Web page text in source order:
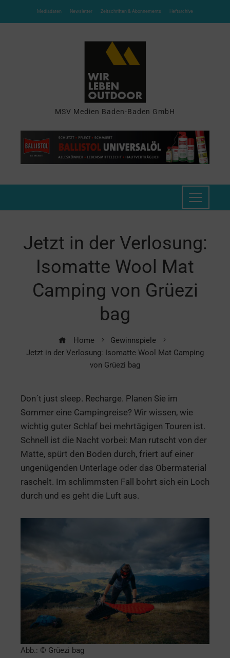
Mediadaten Newsletter Zeitschriften & Abonnements Heftarchive
MSV Medien Baden-Baden GmbH
Jetzt in der Verlosung:
Isomatte Wool Mat
Camping von Grüezi
bag
Home
Gewinnspiele
Jetzt in der Verlosung: Isomatte Wool Mat Camping
von Grüezi bag
Don´t just sleep. Recharge. Planen Sie im
Sommer eine Campingreise? Wir wissen, wie
wichtig guter Schlaf bei mehrtägigen Touren ist.
Schnell ist die Nacht vorbei: Man rutscht von der
Matte, spürt den Boden durch, friert auf einer
ungenügenden Unterlage oder das Obermaterial
raschelt. Im schlimmsten Fall bohrt sich ein Loch
durch und es geht die Luft aus.
Abb.: © Grüezi bag